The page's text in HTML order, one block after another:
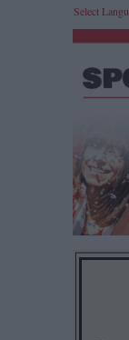
Select